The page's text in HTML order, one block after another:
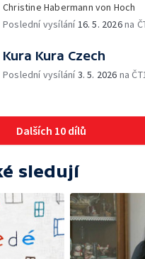
Christine Habermann von Hoch
Poslední vysílání16. 5. 2026na
Kura Kura Czech
Poslední vysílání3. 5. 2026 na
Dalších 10 dílů
sledují